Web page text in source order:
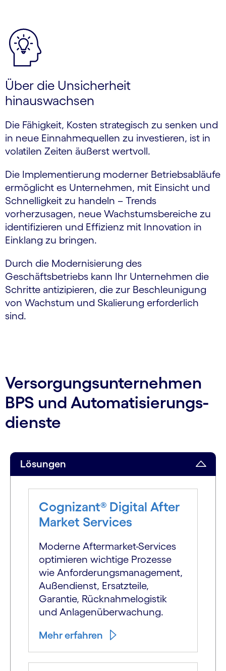
Über die Unsicherheit
hinauswachsen
Die Fähigkeit, Kosten strategisch zu senken und
in neue Einnahmequellen zu investieren, ist in
volatilen Zeiten äußerst wertvoll.
Die Implementierung moderner Betriebsabläufe
ermöglicht es Unternehmen, mit Einsicht und
Schnelligkeit zu handeln – Trends
vorherzusagen, neue Wachstums­bereiche zu
identifizieren und Effizienz mit Innovation in
Einklang zu bringen.
Durch die Modernisierung des
Geschäftsbetriebs kann Ihr Unternehmen die
Schritte antizipieren, die zur Beschleunigung
von Wachstum und Skalierung erforderlich
sind.
Versorgungs­unternehmen
BPS und Auto­matisierungs­
dienste
Lösungen
Cognizant® Digital After
Market Services
Moderne Aftermarket-Services
optimieren wichtige Prozesse
wie Anforderungs­management,
Außendienst, Ersatzteile,
Garantie, Rücknahmelogistik
und Anlagen­überwachung.
Mehr erfahren